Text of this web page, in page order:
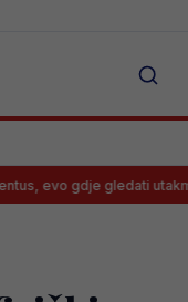
gdje gledati utakmicu i